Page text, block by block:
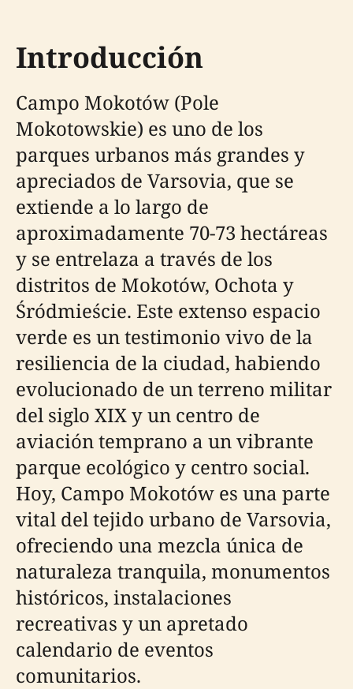
Introducción
Campo Mokotów (Pole
Mokotowskie) es uno de los
parques urbanos más grandes y
apreciados de Varsovia, que se
extiende a lo largo de
aproximadamente 70-73 hectáreas
y se entrelaza a través de los
distritos de Mokotów, Ochota y
Śródmieście. Este extenso espacio
verde es un testimonio vivo de la
resiliencia de la ciudad, habiendo
evolucionado de un terreno militar
del siglo XIX y un centro de
aviación temprano a un vibrante
parque ecológico y centro social.
Hoy, Campo Mokotów es una parte
vital del tejido urbano de Varsovia,
ofreciendo una mezcla única de
naturaleza tranquila, monumentos
históricos, instalaciones
recreativas y un apretado
calendario de eventos
comunitarios.